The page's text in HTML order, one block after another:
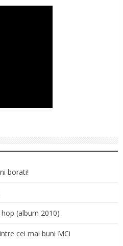
borati!
(album 2010)
cei mai buni MCi